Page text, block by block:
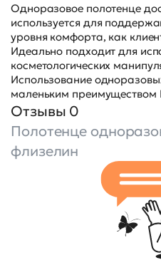
Одноразовое полотенце
используется для
уровня комфорта, как
Идеально подходит для
косметологических
Использование
маленьким преимуществом
Отзывы 0
Полотенце
флизелин